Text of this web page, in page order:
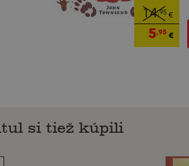
14,95€
5,95€
si tiež kúpili